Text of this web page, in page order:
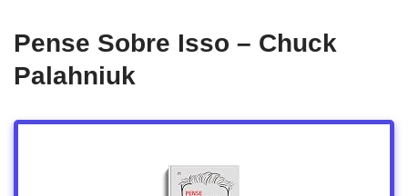
Pense Sobre Isso – Chuck
Palahniuk